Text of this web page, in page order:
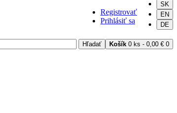
SK
EN
DE
Registrovať
Prihlásiť sa
Košík 0 ks - 0,00 € 0
Hľadať